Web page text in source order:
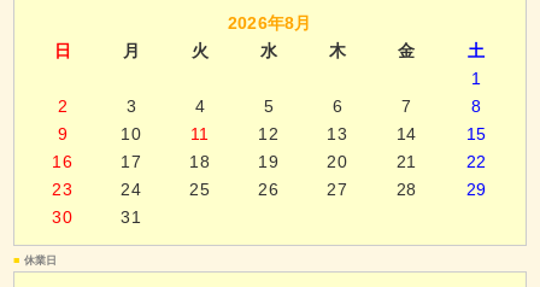
2026年8月
日
月 火 水 木 金
土
1
2
3 4 5 6 7
8
9
10 11 12 13 14
15
16
17 18 19 20 21
22
23
24 25 26 27 28
29
30
31
■ 休業日